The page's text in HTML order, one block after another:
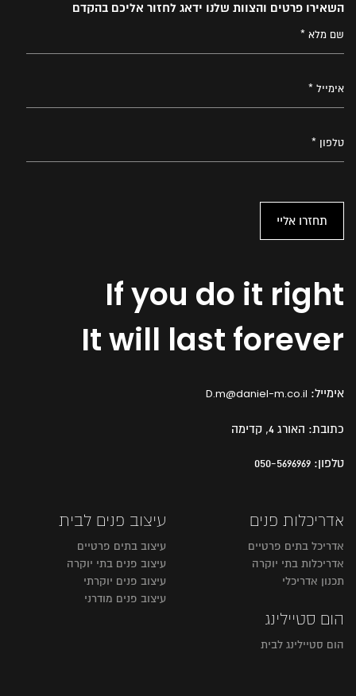
If you do it right
It will last forever
אימייל: D.m@daniel-m.co.il
כתובת: האורג 4, קדימה
טלפון: 050-5696969
השאירו פרטים והצוות שלנו ידאג לחזור אליכם בהקדם
אדריכלות פנים
אדריכל בתים פרטיים
אדריכלות בתי יוקרה
תכנון אדריכלי
עיצוב פנים לבית
עיצוב בתים פרטיים
עיצוב פנים בתי יוקרה
עיצוב פנים יוקרתי
עיצוב פנים מודרני
הום סטיילינג
הום סטיילינג לבית